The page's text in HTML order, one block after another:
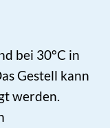
bei 30°C in
Gestell kann
werden.